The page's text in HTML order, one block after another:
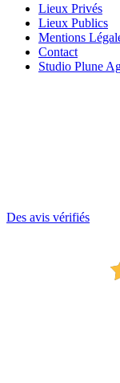
Lieux Privés
Lieux Publics
Mentions
Contact
Studio Plune
Des avis vérifiés